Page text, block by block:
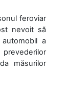
feroviar
nevoit să
a
măsurilor